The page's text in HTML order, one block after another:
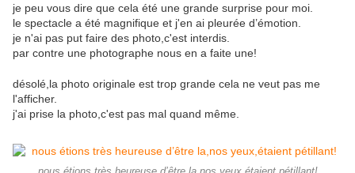
je peu vous dire que cela été une grande surprise pour moi.
le spectacle a été magnifique et j'en ai pleurée d’émotion.
je n'ai pas put faire des photo,c'est interdis.
par contre une photographe nous en a faite une!
désolé,la photo originale est trop grande cela ne veut pas me
l'afficher.
j'ai prise la photo,c'est pas mal quand même.